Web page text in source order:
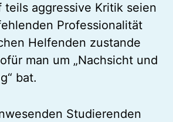
aggressive Kritik seien
Professionalität
Helfenden zustande
man um „Nachsicht und
bat.
Studierenden